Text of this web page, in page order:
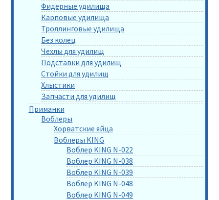
Фидерные удилища
Карповые удилища
Троллинговые удилища
Без колец
Чехлы для удилищ
Подставки для удилищ
Стойки для удилищ
Хлыстики
Запчасти для удилищ
Приманки
Воблеры
Хорватские яйца
Воблеры KING
Воблер KING N-022
Воблер KING N-038
Воблер KING N-039
Воблер KING N-048
Воблер KING N-049